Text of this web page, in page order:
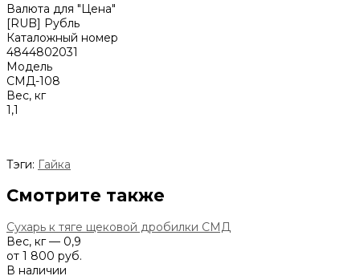
Валюта для "Цена"
[RUB] Рубль
Каталожный номер
4844802031
Модель
СМД-108
Вес, кг
1,1
Тэги: Гайка
Смотрите также
Сухарь к тяге щековой дробилки СМД
Вес, кг — 0,9
от 1 800 руб.
В наличии